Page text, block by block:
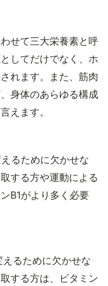
せて三大栄養素と呼
してだけでなく、ホ
れます。また、筋肉
身体のあらゆる構成
えます。
るために欠かせな
する方や運動による
B1がより多く必要
るために欠かせな
する方は、ビタミン